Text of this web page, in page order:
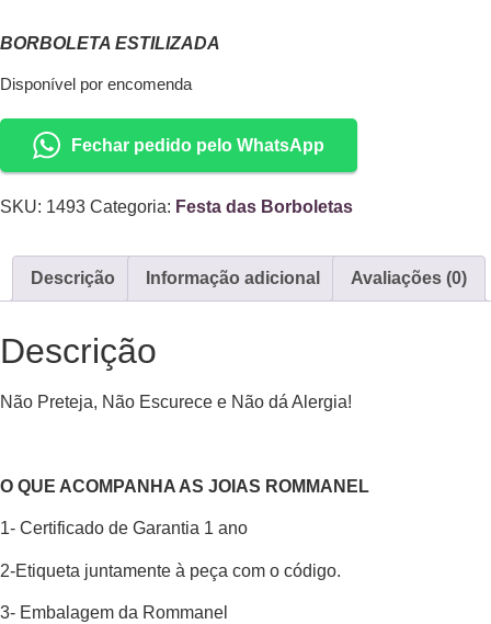
BORBOLETA ESTILIZADA
Disponível por encomenda
Fechar pedido pelo WhatsApp
SKU: 1493 Categoria: Festa das Borboletas
Descrição Informação adicional Avaliações (0)
Descrição
Não Preteja, Não Escurece e Não dá Alergia!
O QUE ACOMPANHA AS JOIAS ROMMANEL
1- Certificado de Garantia 1 ano
2-Etiqueta juntamente à peça com o código.
3- Embalagem da Rommanel